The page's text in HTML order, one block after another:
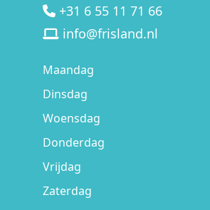
+31 6 55 11 71 66
info@frisland.nl
Maandag
Dinsdag
Woensdag
Donderdag
Vrijdag
Zaterdag